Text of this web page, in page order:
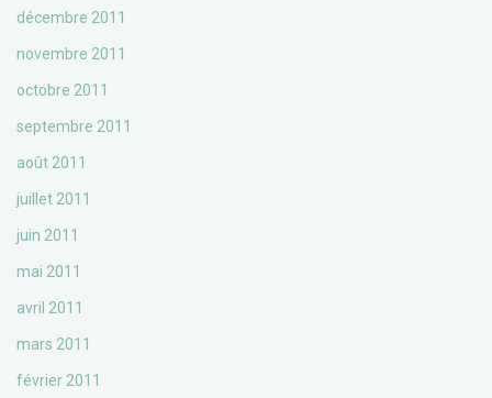
décembre 2011
novembre 2011
octobre 2011
septembre 2011
août 2011
juillet 2011
juin 2011
mai 2011
avril 2011
mars 2011
février 2011